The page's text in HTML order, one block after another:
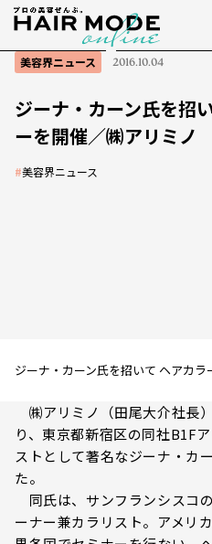
美容界ニュース 2016.10.04
ジーナ・カーン氏を招
ーを開催／㈱アリミノ
#美容界ニュース
ジーナ・カーン氏を招いて ヘアカ
㈱アリミノ（田尾大介社長
り、東京都新宿区の同社B1F
ストとして著名なジーナ・カ
た。
同氏は、サンフランシスコ
ーナー兼カラリスト。アメリ